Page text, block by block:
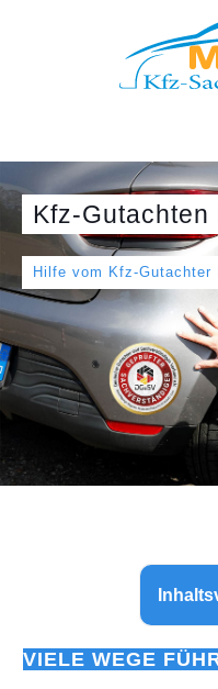
Kfz-Gutachten
Hilfe vom Kfz-Gutachter
VIELE WEGE